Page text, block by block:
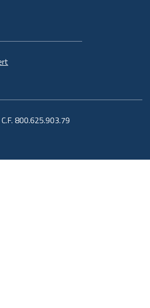
C.F. 800.625.903.79